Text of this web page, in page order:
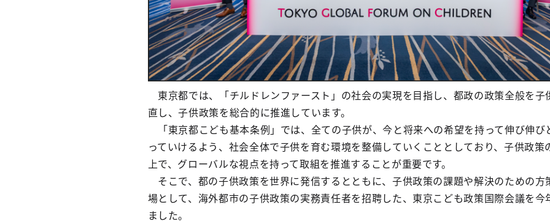
東京都では、「チルドレンファースト」の社会の実現を目指し、都政の政策全般を子
直し、子供政策を総合的に推進しています。
「東京都こども基本条例」では、全ての子供が、今と将来への希望を持って伸び伸び
っていけるよう、社会全体で子供を育む環境を整備していくこととしており、子供政策
上で、グローバルな視点を持って取組を推進することが重要です。
そこで、都の子供政策を世界に発信するとともに、子供政策の課題や解決のための方
場として、海外都市の子供政策の実務責任者を招聘した、東京こども政策国際会議を今
ました。